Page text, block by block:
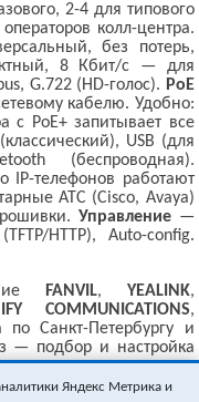
2-4 для типового
колл-центра.
без потерь,
8 Кбит/с — для
G.722 (HD-голос). PoE
кабелю. Удобно:
с PoE+ запитывает все
USB (для
(беспроводная).
IP-телефонов работают
АТС (Cisco, Avaya)
Управление—
HTTP), Auto-config.
FANVIL, YEALINK,
COMMUNICATIONS,
Санкт-Петербургу и
— подбор и настройка
Яндекс Метрика и